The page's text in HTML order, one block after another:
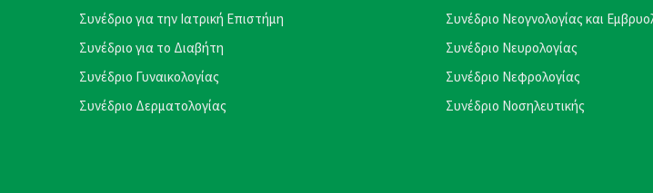
Συνέδριο για την Ιατρική Επιστήμη
Συνέδριο για το Διαβήτη
Συνέδριο Γυναικολογίας
Συνέδριο Δερματολογίας
Συνέδριο Νεογνολογίας και
Συνέδριο Νευρολογίας
Συνέδριο Νεφρολογίας
Συνέδριο Νοσηλευτικής